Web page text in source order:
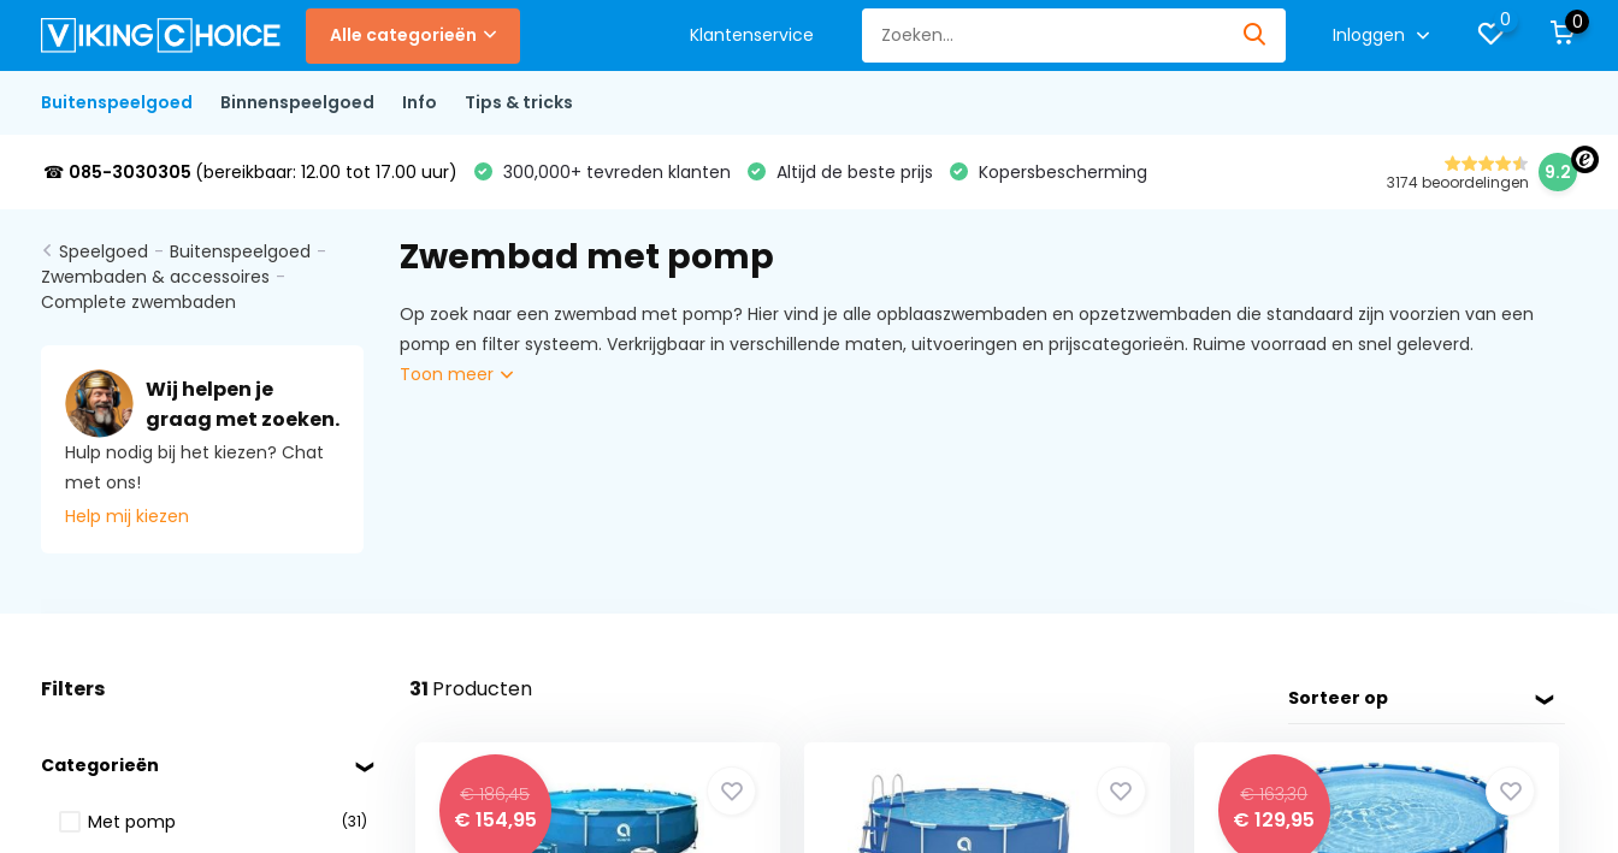
Alle categorieën Klantenservice Inloggen
0 0
Buitenspeelgoed Binnenspeelgoed Info Tips & tricks
☎ 085-3030305 (bereikbaar: 12.00 tot 17.00 uur) 300,000+ tevreden klanten Altijd de beste prijs Kopersbescherming 3174 beoordelingen 9.2
Speelgoed - Buitenspeelgoed -
Zwembaden & accessoires -
Complete zwembaden
Wij helpen je
graag met zoeken.
Hulp nodig bij het kiezen? Chat
met ons!
Help mij kiezen
Zwembad met pomp
Op zoek naar een zwembad met pomp? Hier vind je alle opblaaszwembaden en opzetzwembaden die standaard zijn voorzien van een
pomp en filter systeem. Verkrijgbaar in verschillende maten, uitvoeringen en prijscategorieën. Ruime voorraad en snel geleverd.
Toon meer
Filters
Categorieën
Met pomp (31)
31 Producten Sorteer op
€ 186,45
€ 154,95
€ 163,30
€ 129,95